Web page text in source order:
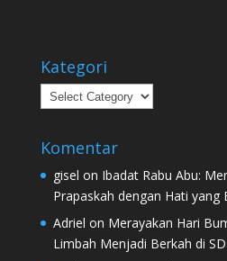
Kategori
Kategori
Komentar
gisel on Ibadat Rabu Abu:
Prapaskah dengan Hati yang
Adriel on Merayakan Hari
Limbah Menjadi Berkah di